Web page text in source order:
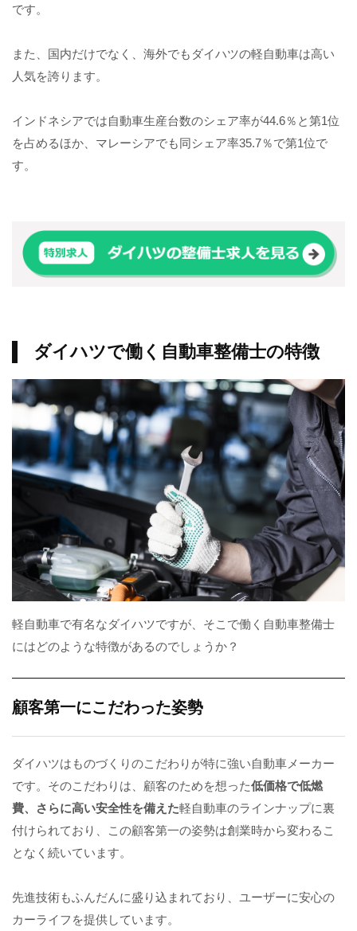
です。
また、国内だけでなく、海外でもダイハツの軽自動車は高い
人気を誇ります。
インドネシアでは自動車生産台数のシェア率が44.6％と第1位
を占めるほか、マレーシアでも同シェア率35.7％で第1位で
す。
ダイハツで働く自動車整備士の特徴
軽自動車で有名なダイハツですが、そこで働く自動車整備士
にはどのような特徴があるのでしょうか？
顧客第一にこだわった姿勢
ダイハツはものづくりのこだわりが特に強い自動車メーカー
です。そのこだわりは、顧客のためを想った低価格で低燃
費、さらに高い安全性を備えた軽自動車のラインナップに裏
付けられており、この顧客第一の姿勢は創業時から変わるこ
となく続いています。
先進技術もふんだんに盛り込まれており、ユーザーに安心の
カーライフを提供しています。